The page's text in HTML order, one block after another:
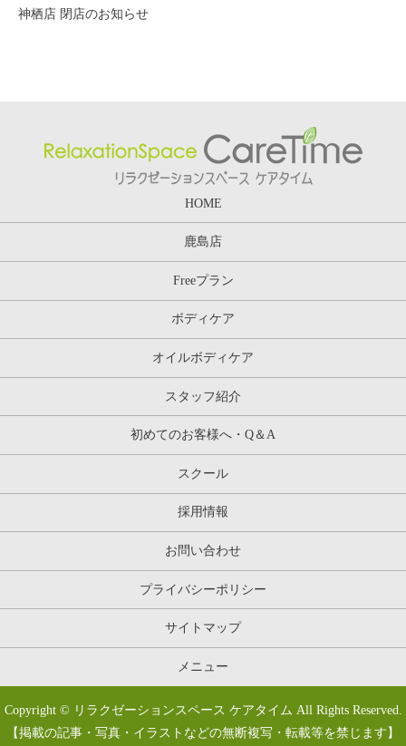
神栖店 閉店のお知らせ
HOME
鹿島店
Freeプラン
ボディケア
オイルボディケア
スタッフ紹介
初めてのお客様へ・Q＆A
スクール
採用情報
お問い合わせ
プライバシーポリシー
サイトマップ
メニュー
Copyright © リラクゼーションスペース ケアタイム All Rights Reserved.
【掲載の記事・写真・イラストなどの無断複写・転載等を禁じます】